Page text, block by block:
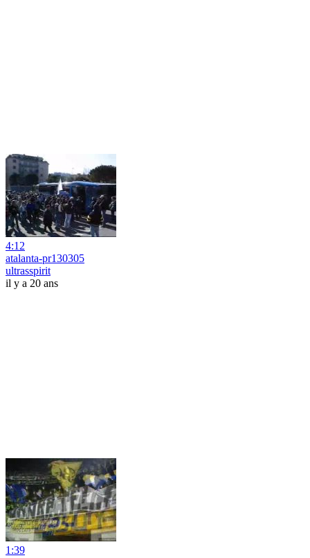
4:12
atalanta-pr130305
ultrasspirit
il y a 20 ans
1:39